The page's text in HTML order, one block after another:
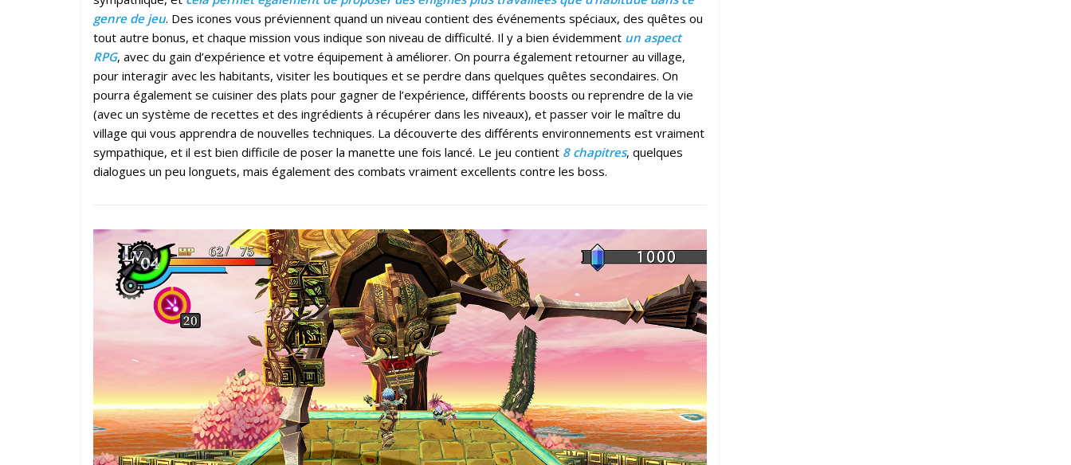
genre de jeu. Des icones vous préviennent quand un niveau contient des événements spéciaux, des quêtes ou
tout autre bonus, et chaque mission vous indique son niveau de difficulté. Il y a bien évidemment un aspect
RPG, avec du gain d’expérience et votre équipement à améliorer. On pourra également retourner au village,
pour interagir avec les habitants, visiter les boutiques et se perdre dans quelques quêtes secondaires. On
pourra également se cuisiner des plats pour gagner de l’expérience, différents boosts ou reprendre de la vie
(avec un système de recettes et des ingrédients à récupérer dans les niveaux), et passer voir le maître du
village qui vous apprendra de nouvelles techniques. La découverte des différents environnements est vraiment
sympathique, et il est bien difficile de poser la manette une fois lancé. Le jeu contient 8 chapitres, quelques
dialogues un peu longuets, mais également des combats vraiment excellents contre les boss.